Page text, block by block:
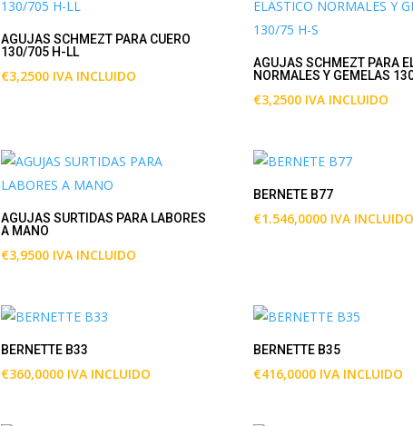
AGUJAS SCHMEZT PARA CUERO
130/705 H-LL
€3,2500 IVA INCLUIDO
AGUJAS SCHMEZT PARA
NORMALES Y GEMELAS
€3,2500 IVA INCLUIDO
AGUJAS SURTIDAS PARA LABORES
A MANO
€3,9500 IVA INCLUIDO
BERNETE B77
€1.546,0000 IVA INCLUIDO
BERNETTE B33
€360,0000 IVA INCLUIDO
BERNETTE B35
€416,0000 IVA INCLUIDO